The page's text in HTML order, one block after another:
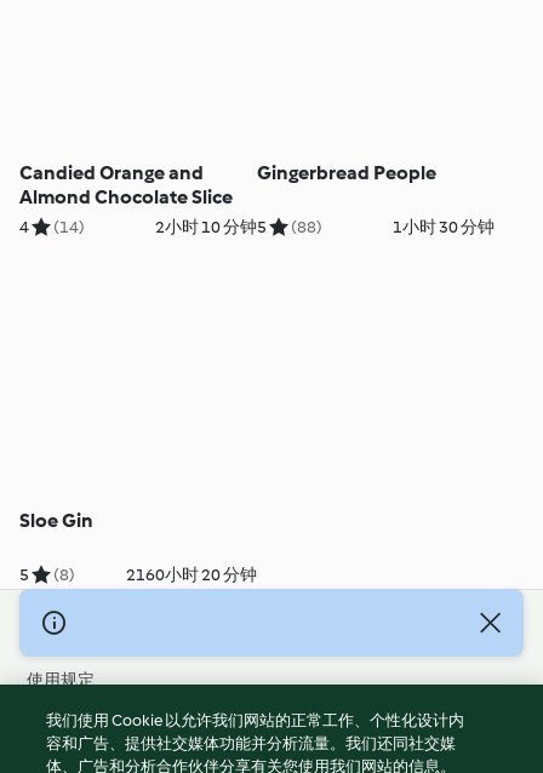
Candied Orange and
Almond Chocolate Slice
4 (14) 2小时 10 分钟
Gingerbread People
5 (88) 1小时 30 分钟
Sloe Gin
5 (8) 2160小时 20 分钟
© 版权 2026
使用规定
隐私政策
免责声明
我们使用 Cookie 以允许我们网站的正常工作、个性化设计内
容和广告、提供社交媒体功能并分析流量。我们还同社交媒
体、广告和分析合作伙伴分享有关您使用我们网站的信息。